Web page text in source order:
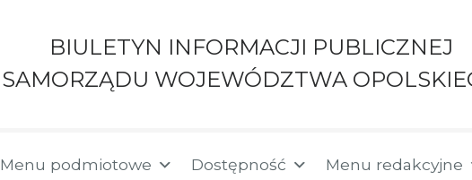
BIULETYN INFORMACJI PUBLICZNEJ
SAMORZĄDU WOJEWÓDZTWA
Menu podmiotowe Dostępność Menu redakcyjne